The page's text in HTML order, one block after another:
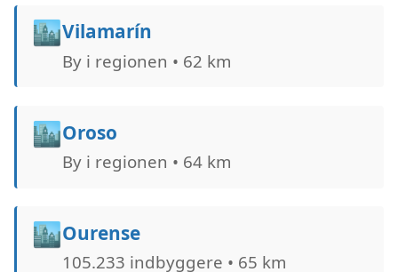
🏙️Vilamarín
By i regionen • 62 km
🏙️Oroso
By i regionen • 64 km
🏙️Ourense
105.233 indbyggere • 65 km